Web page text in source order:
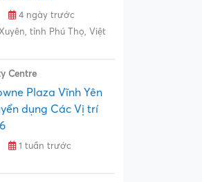
4 ngày trước
tỉnh Phú Thọ, Việt
Centre
Plaza Vĩnh Yên
dụng Các Vị trí
1 tuần trước